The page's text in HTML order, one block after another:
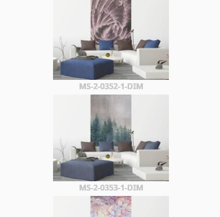
MS-2-0352-1-DIM
MS-2-0353-1-DIM